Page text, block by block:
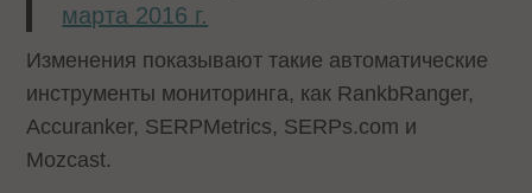
марта 2016 г.
Изменения показывают такие автоматические
инструменты мониторинга, как RankbRanger,
Accuranker, SERPMetrics, SERPs.com и
Mozcast.